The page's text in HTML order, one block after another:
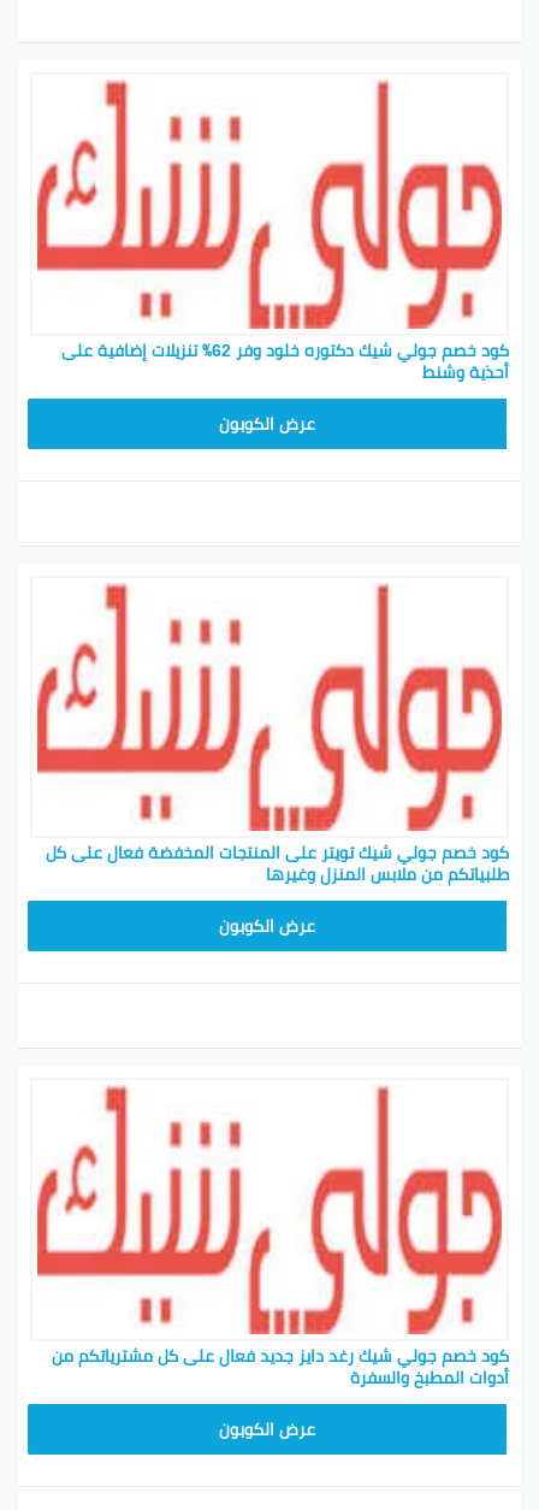
كود خصم جولي شيك دكتوره خلود وفر 62٪ تنزيلات إضافية على
أحذية وشنط
عرض الكوبون
كود خصم جولي شيك تويتر على المنتجات المخفضة فعال على كل
طلبياتكم من ملابس المنزل وغيرها
عرض الكوبون
كود خصم جولي شيك رغد دايز جديد فعال على كل مشترياتكم من
أدوات المطبخ والسفرة
عرض الكوبون